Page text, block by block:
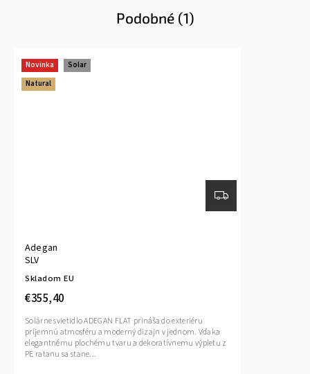
Podobné (1)
Novinka
Solar
Natural
Adegan
SLV
Skladom EU
€355,40
Solárne svietidlo ADEGAN FLAT prináša do exteriéru
príjemnú atmosféru a moderný dizajn v jednom. Vďaka
elegantnému plochému tvaru a dekoratívnemu výpletu z
PE ratanu sa stane...